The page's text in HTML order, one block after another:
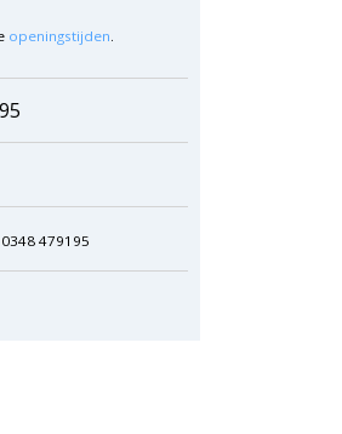
openingstijden
0348 479195